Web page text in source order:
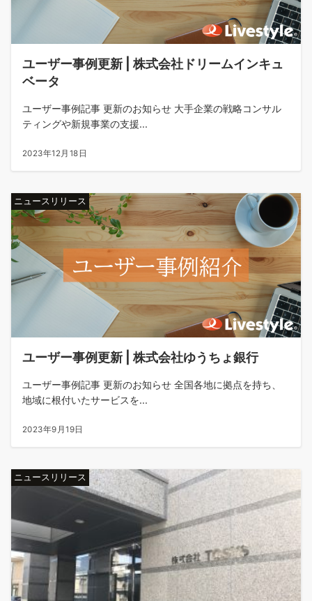
ユーザー事例更新 | 株式会社ドリームインキュ
ベータ
ユーザー事例記事 更新のお知らせ 大手企業の戦略コンサル
ティングや新規事業の支援...
2023年12月18日
ニュースリリース
ユーザー事例更新 | 株式会社ゆうちょ銀行
ユーザー事例記事 更新のお知らせ 全国各地に拠点を持ち、
地域に根付いたサービスを...
2023年9月19日
ニュースリリース